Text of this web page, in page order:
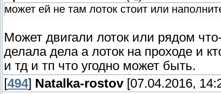
может ей не там лоток стоит или
Может двигали лоток или рядом
делала дела а лоток на проходе и
и тд и тп что угодно может быть.
[494] Natalka-rostov[07.04.2016,